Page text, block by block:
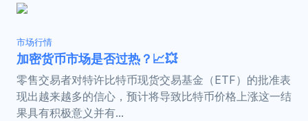
市场行情
加密货币市场是否过热？📈💥
零售交易者对特许比特币现货交易基金（ETF）的批准表
现出越来越多的信心，预计将导致比特币价格上涨这一结
果具有积极意义并有...